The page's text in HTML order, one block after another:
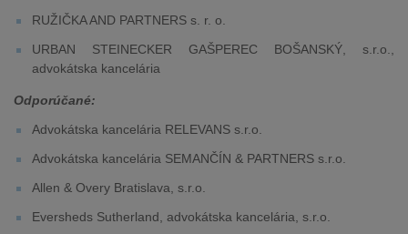
RUŽIČKA AND PARTNERS s. r. o.
URBAN STEINECKER GAŠPEREC BOŠANSKÝ, s.r.o.,
advokátska kancelária
Odporúčané:
Advokátska kancelária RELEVANS s.r.o.
Advokátska kancelária SEMANČÍN & PARTNERS s.r.o.
Allen & Overy Bratislava, s.r.o.
Eversheds Sutherland, advokátska kancelária, s.r.o.